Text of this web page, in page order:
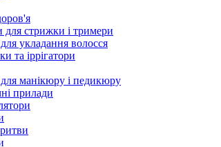
стрижки і тримери
укладання волосся
та іррігатори
манікюру і педикюру
прилади